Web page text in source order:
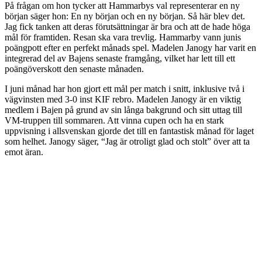
På frågan om hon tycker att Hammarbys val representerar en ny
början säger hon: En ny början och en ny början. Så här blev det.
Jag fick tanken att deras förutsättningar är bra och att de hade höga
mål för framtiden. Resan ska vara trevlig. Hammarby vann junis
poängpott efter en perfekt månads spel. Madelen Janogy har varit en
integrerad del av Bajens senaste framgång, vilket har lett till ett
poängöverskott den senaste månaden.
I juni månad har hon gjort ett mål per match i snitt, inklusive två i
vägvinsten med 3-0 inst KIF rebro. Madelen Janogy är en viktig
medlem i Bajen på grund av sin långa bakgrund och sitt uttag till
VM-truppen till sommaren. Att vinna cupen och ha en stark
uppvisning i allsvenskan gjorde det till en fantastisk månad för laget
som helhet. Janogy säger, “Jag är otroligt glad och stolt” över att ta
emot äran.